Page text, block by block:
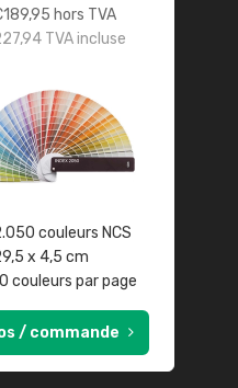
189,95 hors TVA
TVA incluse
couleurs NCS
x 4,5 cm
couleurs par page
/ commande